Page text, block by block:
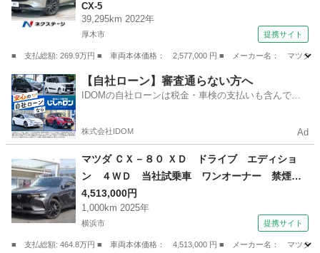
ーズ ブラインドスポットモニター 電動リアゲ
ート パワーシート コーナーセンサー ＬＥＤ
CX-5
39,295km 2022年
厚木市 提携サイト
■ 支払総額: 269.9万円 ■ 車両本体価格： 2,577,000 円 ■ メーカー名： マツダ
神奈川 厚木市 CX-5
【自社ローン】審査通らない方へ
IDOMの自社ローンは税金・車検の支払いも含んでい
株式会社IDOM Ad
マツダ ＣＸ－８０ ＸＤ ドライブ エディショ
ン ４ＷＤ 当社試乗車 ワンオーナー 禁煙
車 マツダコネクトナビ 全周囲カメラ 衝突被
害軽減ブレーキ 純正２０インチアルミ 前後パ
ーキングセンサー ルーフレール ワンオーナ
ー ３６０°ビュー ４ＷＤ パワーシート （検1
4,513,000円
1,000km 2025年
横浜市 提携サイト
■ 支払総額: 464.8万円 ■ 車両本体価格： 4,513,000 円 ■ メーカー名： マツ